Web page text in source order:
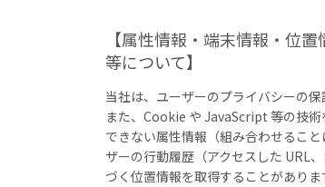
【属性情報・端末情報・位
等について】
当社は、ユーザーのプライバシーの
また、Cookie や JavaScript 等の技
できない属性情報（組み合わせるこ
ザーの行動履歴（アクセスした URL
づく位置情報を取得することがあり